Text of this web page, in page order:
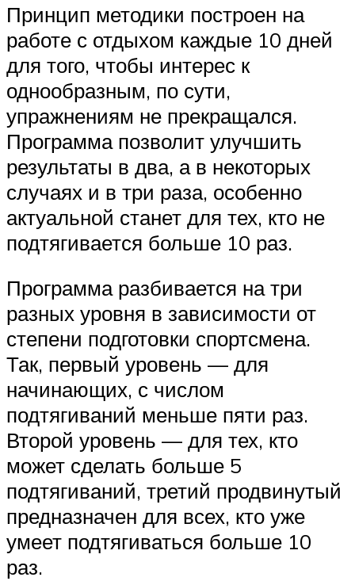
Принцип методики построен на
работе с отдыхом каждые 10 дней
для того, чтобы интерес к
однообразным, по сути,
упражнениям не прекращался.
Программа позволит улучшить
результаты в два, а в некоторых
случаях и в три раза, особенно
актуальной станет для тех, кто не
подтягивается больше 10 раз.
Программа разбивается на три
разных уровня в зависимости от
степени подготовки спортсмена.
Так, первый уровень — для
начинающих, с числом
подтягиваний меньше пяти раз.
Второй уровень — для тех, кто
может сделать больше 5
подтягиваний, третий продвинутый
предназначен для всех, кто уже
умеет подтягиваться больше 10
раз.